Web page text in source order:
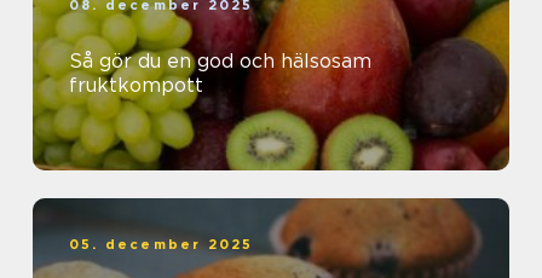
08. december 2025
Så gör du en god och hälsosam
fruktkompott
05. december 2025